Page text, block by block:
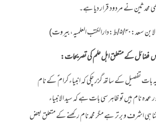
محدثین نے مردود قرار دیا ہے۔
العلمیہ،بیروت)
فضائل کے متعلق اہل علم کی تصریحات:
بات تفصیل کے ساتھ گزر چکی کہ انبیاء کرام ؑ کے نام
نام ہیں تو ظاہر سی بات ہے کہ سید الانبیاء
ہی اشرف و برتر ہے مگر محمد نام رکھنے کے متعلق بعض